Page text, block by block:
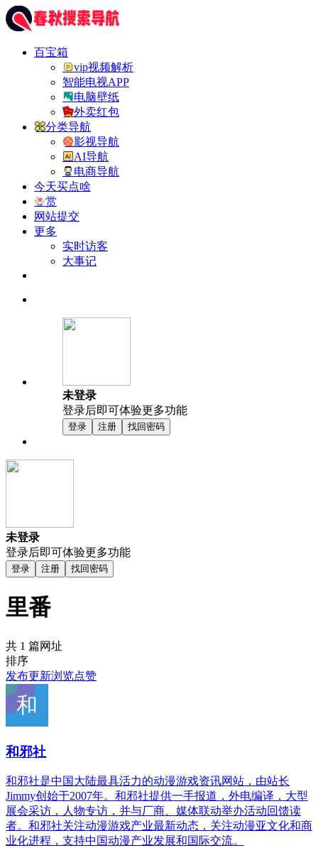
百宝箱
vip视频解析
智能电视APP
电脑壁纸
外卖红包
分类导航
影视导航
AI导航
电商导航
今天买点啥
赏
网站提交
更多
实时访客
大事记
未登录
登录后即可体验更多功能
登录 注册 找回密码
未登录
登录后即可体验更多功能
登录 注册 找回密码
里番
共 1 篇网址
排序
发布更新浏览点赞
和邪社
和邪社是中国大陆最具活力的动漫游戏资讯网站，由站长
Jimmy创始于2007年。和邪社提供一手报道，外电编译，大型
展会采访，人物专访，并与厂商、媒体联动举办活动回馈读
者。和邪社关注动漫游戏产业最新动态，关注动漫亚文化和商
业化进程，支持中国动漫产业发展和国际交流。